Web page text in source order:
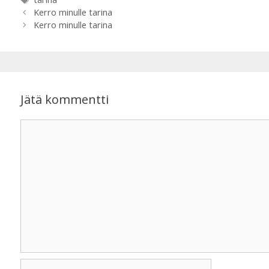
Kerro minulle tarina
Kerro minulle tarina
Jätä kommentti